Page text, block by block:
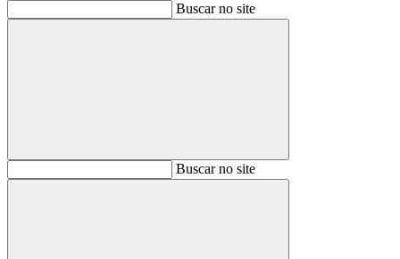
Buscar no site
BuscarBuscar no site